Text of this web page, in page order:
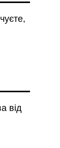
від